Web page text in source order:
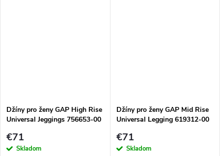
Džíny pro ženy GAP High Rise
Universal Jeggings 756653-00
€71
Skladom
Džíny pro ženy GAP Mid Rise
Universal Legging 619312-00
€71
Skladom